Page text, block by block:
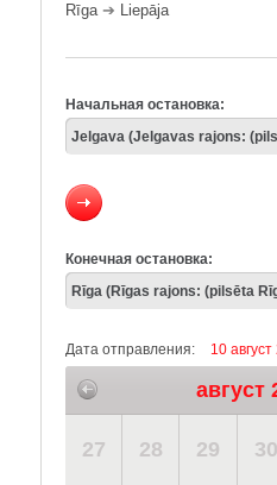
Rīga➔ Liepāja
Начальная остановка:
Конечная остановка:
Дата отправления: 10
август
27 28 29 30